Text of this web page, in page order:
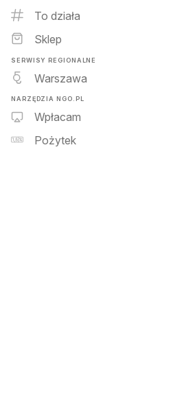
To działa
Sklep
SERWISY REGIONALNE
Warszawa
NARZĘDZIA NGO.PL
Wpłacam
Pożytek